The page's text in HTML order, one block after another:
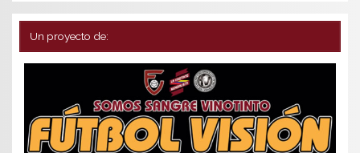
Un proyecto de: